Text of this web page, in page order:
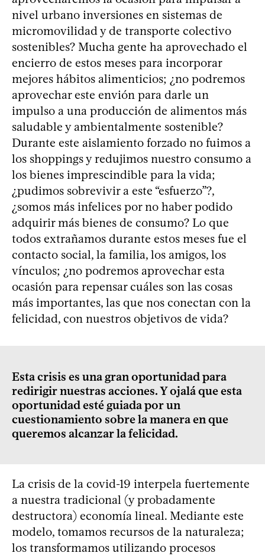
nivel urbano inversiones en sistemas de
micromovilidad y de transporte colectivo
sostenibles? Mucha gente ha aprovechado el
encierro de estos meses para incorporar
mejores hábitos alimenticios; ¿no podremos
aprovechar este envión para darle un
impulso a una producción de alimentos más
saludable y ambientalmente sostenible?
Durante este aislamiento forzado no fuimos a
los shoppings y redujimos nuestro consumo a
los bienes imprescindible para la vida;
¿pudimos sobrevivir a este “esfuerzo”?,
¿somos más infelices por no haber podido
adquirir más bienes de consumo? Lo que
todos extrañamos durante estos meses fue el
contacto social, la familia, los amigos, los
vínculos; ¿no podremos aprovechar esta
ocasión para repensar cuáles son las cosas
más importantes, las que nos conectan con la
felicidad, con nuestros objetivos de vida?
Esta crisis es una gran oportunidad para
redirigir nuestras acciones. Y ojalá que esta
oportunidad esté guiada por un
cuestionamiento sobre la manera en que
queremos alcanzar la felicidad.
La crisis de la covid-19 interpela fuertemente
a nuestra tradicional (y probadamente
destructora) economía lineal. Mediante este
modelo, tomamos recursos de la naturaleza;
los transformamos utilizando procesos